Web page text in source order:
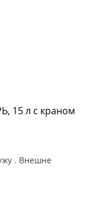
15 л с краном
. Внешне